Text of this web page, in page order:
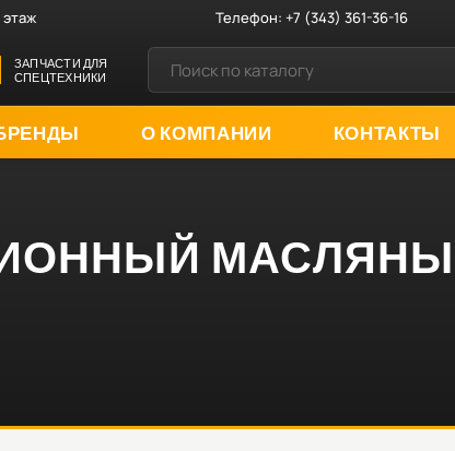
Телефон:+7 (343) 361-36-16
ЗАПЧАСТИ ДЛЯ
СПЕЦТЕХНИКИ
О КОМПАНИИ КОНТАКТЫ